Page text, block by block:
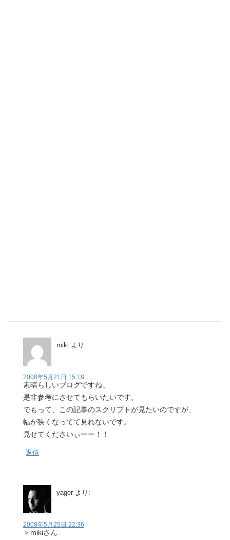
miki より:
2008年5月21日 15:18
素晴らしいブログですね。
是非参考にさせてもらいたいです。
でもって、この記事のスクリプトが見たいのですが、
幅が狭くなってて見れないです。
見せてくださいぃーー！！
返信
yager より:
2008年5月25日 22:36
＞mikiさん